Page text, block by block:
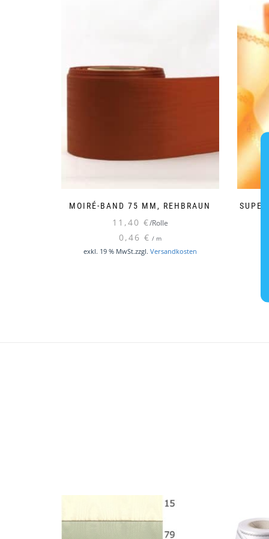
MOIRÉ-BAND 75 MM, REHBRAUN
11,40 €/Rolle
0,46 € / m
exkl. 19 % MwSt.zzgl. Versandkosten